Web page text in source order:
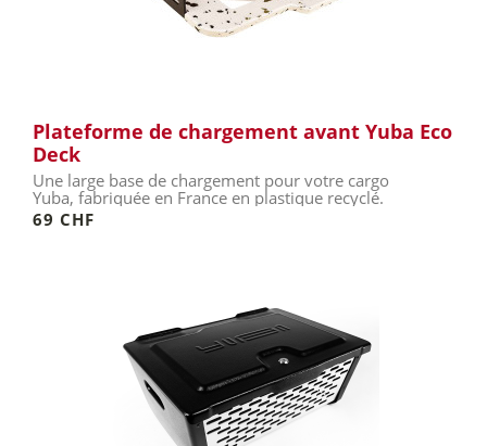
Plateforme de chargement avant Yuba Eco
Deck
Une large base de chargement pour votre cargo
Yuba, fabriquée en France en plastique recyclé.
69 CHF